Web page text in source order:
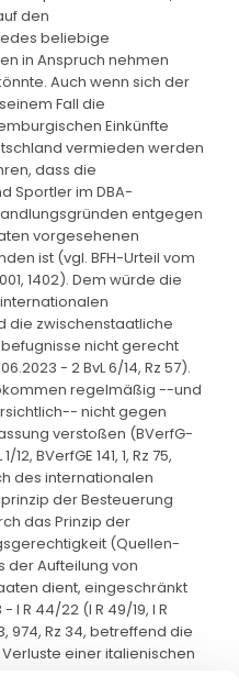
den
beliebige
in Anspruch nehmen
Auch wenn sich der
Fall die
Einkünfte
vermieden werden
dass die
Sportler im DBA-
entgegen
vorgesehenen
ist (vgl. BFH-Urteil vom
1402). Dem würde die
die zwischenstaatliche
nicht gerecht
- 2 BvL 6/14, Rz 57).
regelmäßig --und
nicht gegen
verstoßen (BVerfG-
BVerfGE 141, 1, Rz 75,
des internationalen
der Besteuerung
das Prinzip der
(Quellen-
der Aufteilung von
dient, eingeschränkt
I R 44/22 (I R 49/19, I R
974, Rz 34, betreffend die
einer italienischen